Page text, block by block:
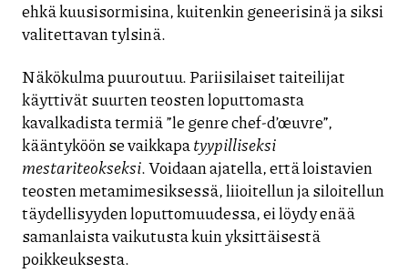
ehkä kuusisormisina, kuitenkin geneerisinä ja siksi
valitettavan tylsinä.
Näkökulma puuroutuu. Pariisilaiset taiteilijat
käyttivät suurten teosten loputtomasta
kavalkadista termiä ”le genre chef-d’œuvre”,
kääntyköön se vaikkapatyypilliseksi
mestariteokseksi. Voidaan ajatella, että loistavien
teosten metamimesiksessä, liioitellun ja siloitellun
täydellisyyden loputtomuudessa, ei löydy enää
samanlaista vaikutusta kuin yksittäisestä
poikkeuksesta.